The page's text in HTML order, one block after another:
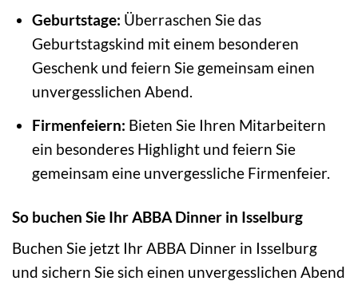
Geburtstage: Überraschen Sie das
Geburtstagskind mit einem besonderen
Geschenk und feiern Sie gemeinsam einen
unvergesslichen Abend.
Firmenfeiern: Bieten Sie Ihren Mitarbeitern
ein besonderes Highlight und feiern Sie
gemeinsam eine unvergessliche Firmenfeier.
So buchen Sie Ihr ABBA Dinner in Isselburg
Buchen Sie jetzt Ihr ABBA Dinner in Isselburg
und sichern Sie sich einen unvergesslichen Abend